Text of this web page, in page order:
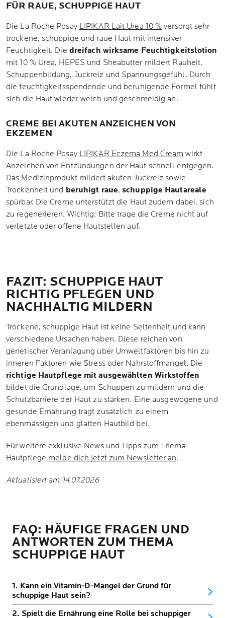
FÜR RAUE, SCHUPPIGE HAUT
Die La Roche Posay LIPIKAR Lait Urea 10 % versorgt sehr
trockene, schuppige und raue Haut mit intensiver
Feuchtigkeit. Die dreifach wirksame Feuchtigkeitslotion
mit 10 % Urea, HEPES und Sheabutter mildert Rauheit,
Schuppenbildung, Juckreiz und Spannungsgefühl. Durch
die feuchtigkeitsspendende und beruhigende Formel fühlt
sich die Haut wieder weich und geschmeidig an.
CREME BEI AKUTEN ANZEICHEN VON
EKZEMEN
Die La Roche Posay LIPIKAR Eczema Med Cream wirkt
Anzeichen von Entzündungen der Haut schnell entgegen.
Das Medizinprodukt mildert akuten Juckreiz sowie
Trockenheit und beruhigt raue,schuppige Hautareale
spürbar. Die Creme unterstützt die Haut zudem dabei, sich
zu regenerieren. Wichtig: Bitte trage die Creme nicht auf
verletzte oder offene Hautstellen auf.
FAZIT: SCHUPPIGE HAUT
RICHTIG PFLEGEN UND
NACHHALTIG MILDERN
Trockene, schuppige Haut ist keine Seltenheit und kann
verschiedene Ursachen haben. Diese reichen von
genetischer Veranlagung über Umweltfaktoren bis hin zu
inneren Faktoren wie Stress oder Nährstoffmangel. Die
richtige Hautpflege mit ausgewählten Wirkstoffen
bildet die Grundlage, um Schuppen zu mildern und die
Schutzbarriere der Haut zu stärken. Eine ausgewogene und
gesunde Ernährung trägt zusätzlich zu einem
ebenmässigen und glatten Hautbild bei.
Für weitere exklusive News und Tipps zum Thema
Hautpflege melde dich jetzt zum Newsletter an.
Aktualisiert am 14.07.2026
FAQ: HÄUFIGE FRAGEN UND
ANTWORTEN ZUM THEMA
SCHUPPIGE HAUT
1. Kann ein Vitamin-D-Mangel der Grund für
schuppige Haut sein?
2. Spielt die Ernährung eine Rolle bei schuppiger